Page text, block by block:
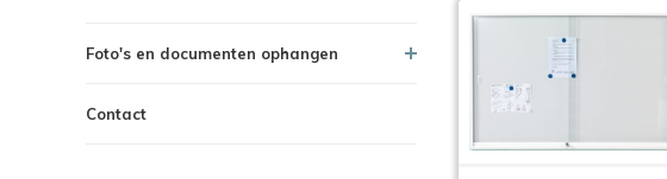
Foto's en documenten ophangen
Contact